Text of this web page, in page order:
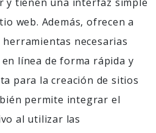
web. Además, ofrecen a
necesarias
línea de forma rápida y
para la creación de sitios
permite integrar el
al utilizar las